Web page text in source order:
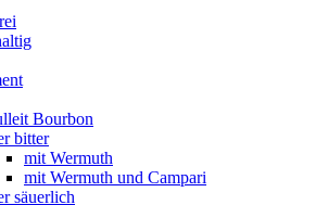
Bourbon
bitter
mit Wermuth
mit Wermuth und Campari
säuerlich